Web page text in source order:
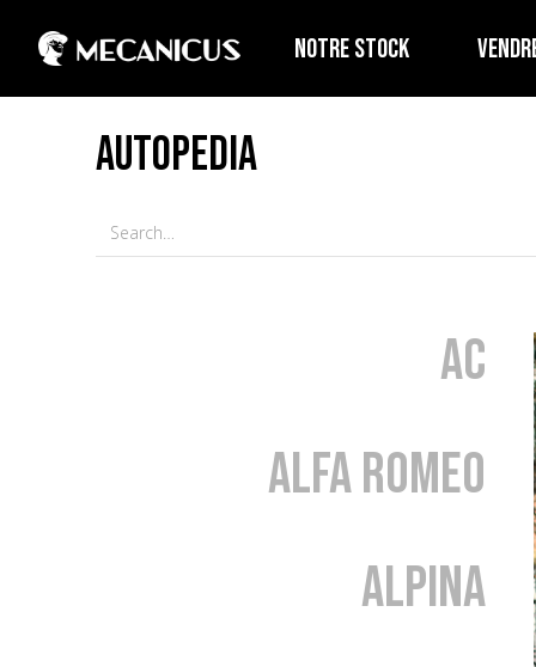
NOTRE STOCK
AUTOPEDIA
AC
Alfa Romeo
Alpina